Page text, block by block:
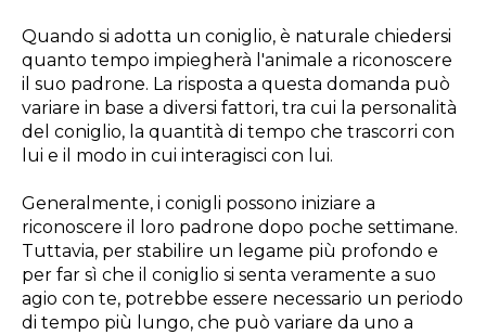
Quando si adotta un coniglio, è naturale chiedersi
quanto tempo impiegherà l'animale a riconoscere
il suo padrone. La risposta a questa domanda può
variare in base a diversi fattori, tra cui la personalità
del coniglio, la quantità di tempo che trascorri con
lui e il modo in cui interagisci con lui.
Generalmente, i conigli possono iniziare a
riconoscere il loro padrone dopo poche settimane.
Tuttavia, per stabilire un legame più profondo e
per far sì che il coniglio si senta veramente a suo
agio con te, potrebbe essere necessario un periodo
di tempo più lungo, che può variare da uno a